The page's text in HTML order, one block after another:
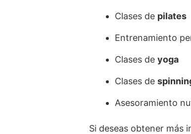
Clases de pilates
Entrenamiento
Clases de yoga
Clases de
Asesoramiento
Si deseas obtener más